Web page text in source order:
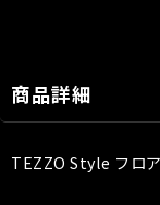
商品詳細
TEZZO Style フロ